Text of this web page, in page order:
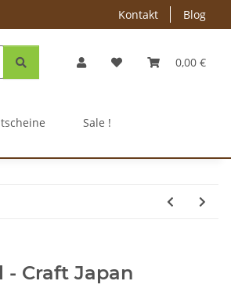
Kontakt Blog
0,00 €
Sale !
Craft Japan